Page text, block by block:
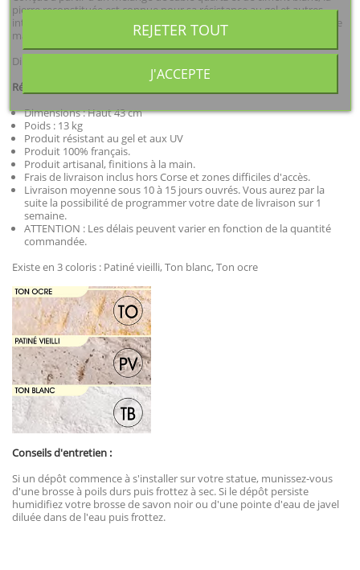
pierre reconstituée est connue pour sa résistance au gel et autres
intempéries. Ce produit est fabriqué en Charente Maritime à partir de
matériaux extraits de carrières du sud ouest de la France.
Dimensions : Haut 43 cm
Récapitulatif :
Dimensions : Haut 43 cm
Poids : 13 kg
Produit résistant au gel et aux UV
Produit 100% français.
Produit artisanal, finitions à la main.
Frais de livraison inclus hors Corse et zones difficiles d'accès.
Livraison moyenne sous 10 à 15 jours ouvrés. Vous aurez par la
suite la possibilité de programmer votre date de livraison sur 1
semaine.
ATTENTION : Les délais peuvent varier en fonction de la quantité
commandée.
Existe en 3 coloris : Patiné vieilli, Ton blanc, Ton ocre
Conseils d'entretien :
Si un dépôt commence à s'installer sur votre statue, munissez-vous
d'une brosse à poils durs puis frottez à sec. Si le dépôt persiste
humidifiez votre brosse de savon noir ou d'une pointe d'eau de javel
diluée dans de l'eau puis frottez.
REJETER TOUT
J'ACCEPTE